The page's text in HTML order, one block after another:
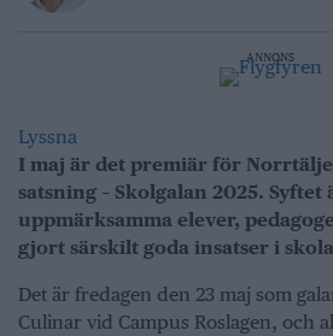
ANNONS
Lyssna
I maj är det premiär för
satsning – Skolgalan 2025. Syftet
uppmärksamma elever,
gjort särskilt goda insatser i
Det är fredagen den 23 maj som
Culinar vid Campus Roslagen, och